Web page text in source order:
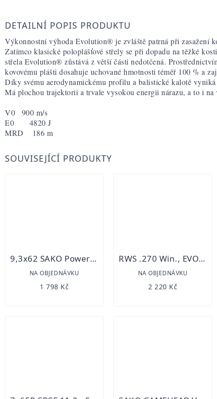
DETAILNÍ POPIS PRODUKTU
Výkonnostní výhoda Evolution® je zvláště patrná při zasažení
Zatímco klasické poloplášťové střely se při dopadu na těžké
střela Evolution® zůstává z větší části nedotčená.
kovovému plášti dosahuje uchované hmotnosti téměř 100 % a
Díky svému aerodynamickému profilu a balistické kalotě
Má plochou trajektorii a trvale vysokou energii nárazu, a to i na
V0   900 m/s
E0       4820 J
MRD    186 m
SOUVISEJÍCÍ PRODUKTY
9,3x62 SAKO Powerhead 16,2g 20ks
NA OBJEDNÁVKU
1 798 Kč
RWS .270 Win., EVO 10 g/20 ks
NA OBJEDNÁVKU
2 220 Kč